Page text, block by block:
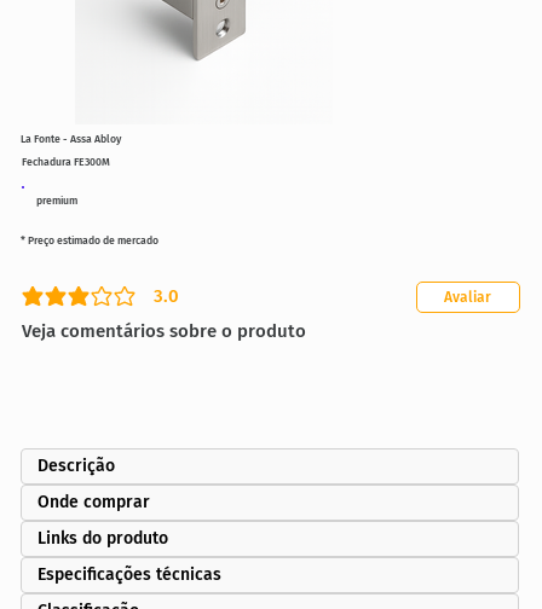
premium
Fechadura FE300M
3.0
classificação média é 3 de 5
Veja comentários sobre o produto
Avaliar
* Preço estimado de mercado
La Fonte - Assa Abloy
Descrição
Onde comprar
Links do produto
Especificações técnicas